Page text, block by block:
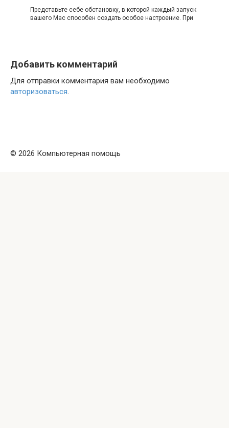
Представьте себе обстановку, в которой каждый запуск
вашего Mac способен создать особое настроение. При
Добавить комментарий
Для отправки комментария вам необходимо
авторизоваться.
© 2026 Компьютерная помощь